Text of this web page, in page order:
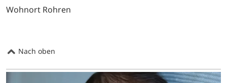
Wohnort Rohren
Nach oben